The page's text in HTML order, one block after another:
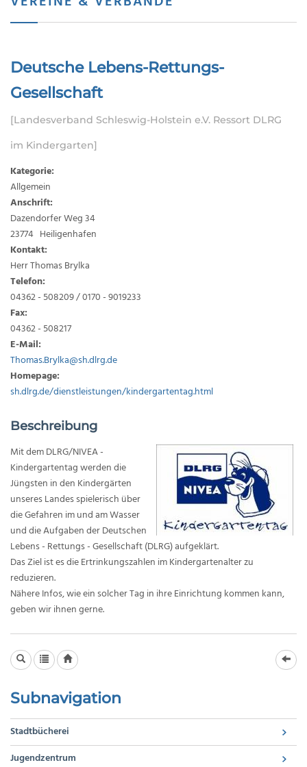
Deutsche Lebens-Rettungs-
Gesellschaft
[Landesverband Schleswig-Holstein e.V. Ressort DLRG
im Kindergarten]
Kategorie:
Allgemein
Anschrift:
Dazendorfer Weg 34
23774 Heiligenhafen
Kontakt:
Herr Thomas Brylka
Telefon:
04362 - 508209 / 0170 - 9019233
Fax:
04362 - 508217
E-Mail:
Thomas.Brylka@sh.dlrg.de
Homepage:
sh.dlrg.de/dienstleistungen/kindergartentag.html
Beschreibung
Mit dem DLRG/NIVEA -
Kindergartentag werden die
Jüngsten in den Kindergärten
unseres Landes spielerisch über
die Gefahren im und am Wasser
und die Aufgaben der Deutschen
Lebens - Rettungs - Gesellschaft (DLRG) aufgeklärt.
Das Ziel ist es die Ertrinkungszahlen im Kindergartenalter zu
reduzieren.
Nähere Infos, wie ein solcher Tag in ihre Einrichtung kommen kann,
geben wir ihnen gerne.
Subnavigation
Stadtbücherei
Jugendzentrum